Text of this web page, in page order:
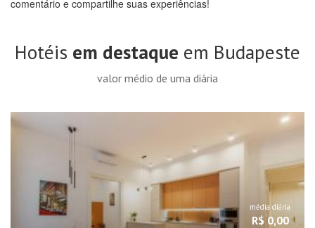
comentário e compartilhe suas experiências!
Hotéis em destaque em Budapeste
valor médio de uma diária
média diária
R$ 0,00